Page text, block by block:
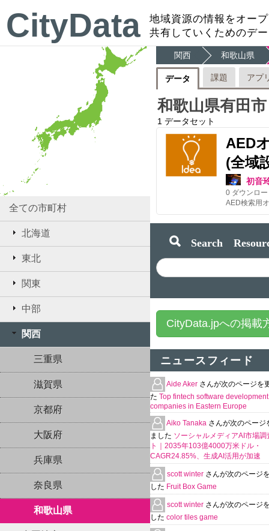
CityData
地域資源の情報をオー
共有していくためのデ
全ての市町村
北海道
東北
関東
中部
関西
三重県
滋賀県
京都府
大阪府
兵庫県
奈良県
和歌山県
関西 和歌山県
データ 課題 アプ
和歌山県有田市
1 データセット
AED
(全域
初音
0 ダウンロ
Search
CityData.jpへの掲載
ニュースフィード
Aide Aker さんが次のページを
た Top fintech software development
companies in Eastern Europe
Aiko Tanaka さんが次のページ
ました ソーシャルメディアAI市場調
ト｜2035年103億4000万米ドル・
CAGR24.85%、生成AI活用が加速
scott winter さんが次のページ
した Fruit Box Game
scott winter さんが次のページ
した color tiles game